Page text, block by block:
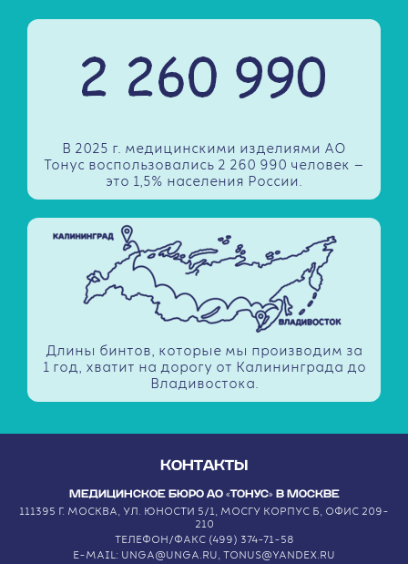
В 2025 г. медицинскими изделиями АО
Тонус воспользовались 2 260 990 человек —
это 1,5% населения России.
Длины бинтов, которые мы производим за
1 год, хватит на дорогу от Калининграда до
Владивостока.
КОНТАКТЫ
МЕДИЦИНСКОЕ БЮРО АО «ТОНУС» В МОСКВЕ
111395 Г. МОСКВА, УЛ. ЮНОСТИ 5/1, МОСГУ КОРПУС Б, ОФИС 209-
210
ТЕЛЕФОН/ФАКС (499) 374-71-58
E-MAIL: UNGA@UNGA.RU, TONUS@YANDEX.RU